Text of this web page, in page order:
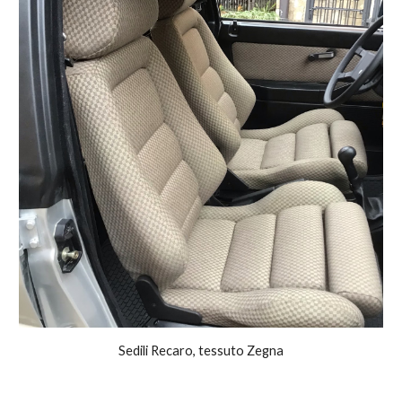
Sedili Recaro, tessuto Zegna